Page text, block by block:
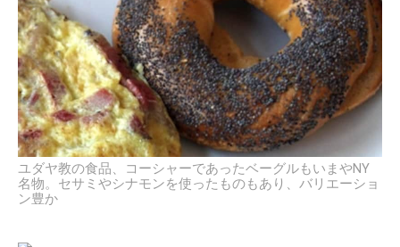
ユダヤ教の食品、コーシャーであったベーグルもいまやNY
名物。セサミやシナモンを使ったものもあり、バリエーショ
ン豊か